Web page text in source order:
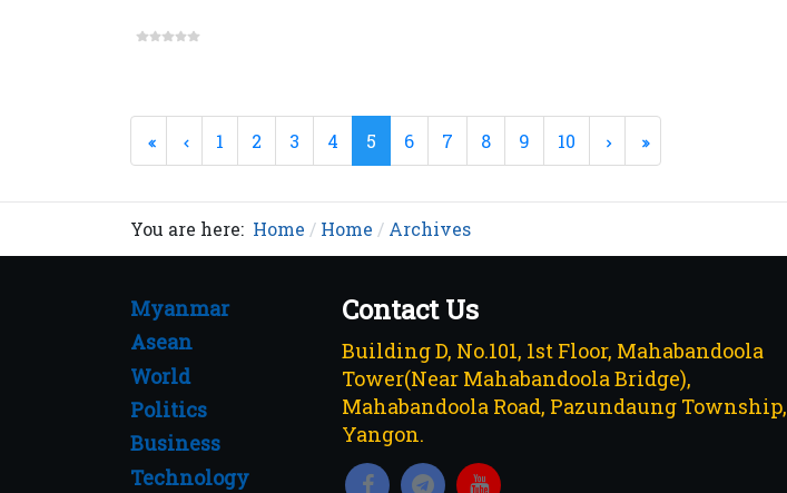
1 2 3 4 5 6 7 8 9 10
You are here: Home Home Archives
Myanmar
Asean
World
Politics
Business
Technology
Contact Us
Building D, No.101, 1st Floor, Mahabandoola
Tower(Near Mahabandoola Bridge),
Mahabandoola Road, Pazundaung Township,
Yangon.